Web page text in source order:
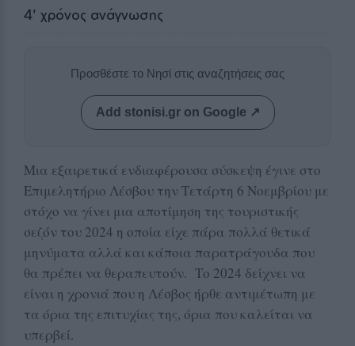
4' χρόνος ανάγνωσης
Προσθέστε το Νησί στις αναζητήσεις σας
Add stonisi.gr on Google ↗
Μια εξαιρετικά ενδιαφέρουσα σύσκεψη έγινε στο
Επιμελητήριο Λέσβου την Τετάρτη 6 Νοεμβρίου με
στόχο να γίνει μια αποτίμηση της τουριστικής
σεζόν του 2024 η οποία είχε πάρα πολλά θετικά
μηνύματα αλλά και κάποια παρατράγουδα που
θα πρέπει να θεραπευτούν. Το 2024 δείχνει να
είναι η χρονιά που η Λέσβος ήρθε αντιμέτωπη με
τα όρια της επιτυχίας της, όρια που καλείται να
υπερβεί.